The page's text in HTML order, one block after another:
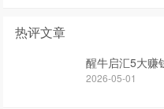
热评文章
醒牛启汇5大赚
2026-05-01